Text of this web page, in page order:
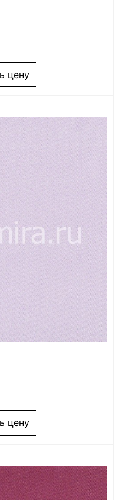
цену
цену